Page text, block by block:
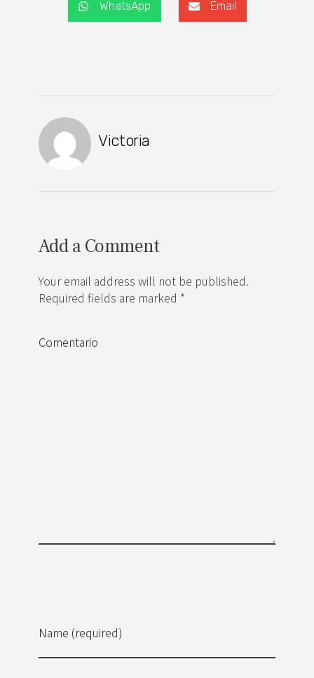
WhatsApp Email
Victoria
Add a Comment
Your email address will not be published.
Required fields are marked *
Name (required)
Comentario